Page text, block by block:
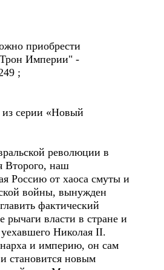
приобрести
Империи" -
;
из серии «Новый
революции в
Второго, наш
Россию от хаоса смуты и
войны, вынужден
фактический
рычаги власти в стране и
Николая II.
и империю, он сам
становится новым